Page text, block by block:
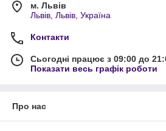
м. Львів
Львів, Львів, Україна
Контакти
Сьогодні працює з 09:00 до
Показати весь графік роботи
Про нас